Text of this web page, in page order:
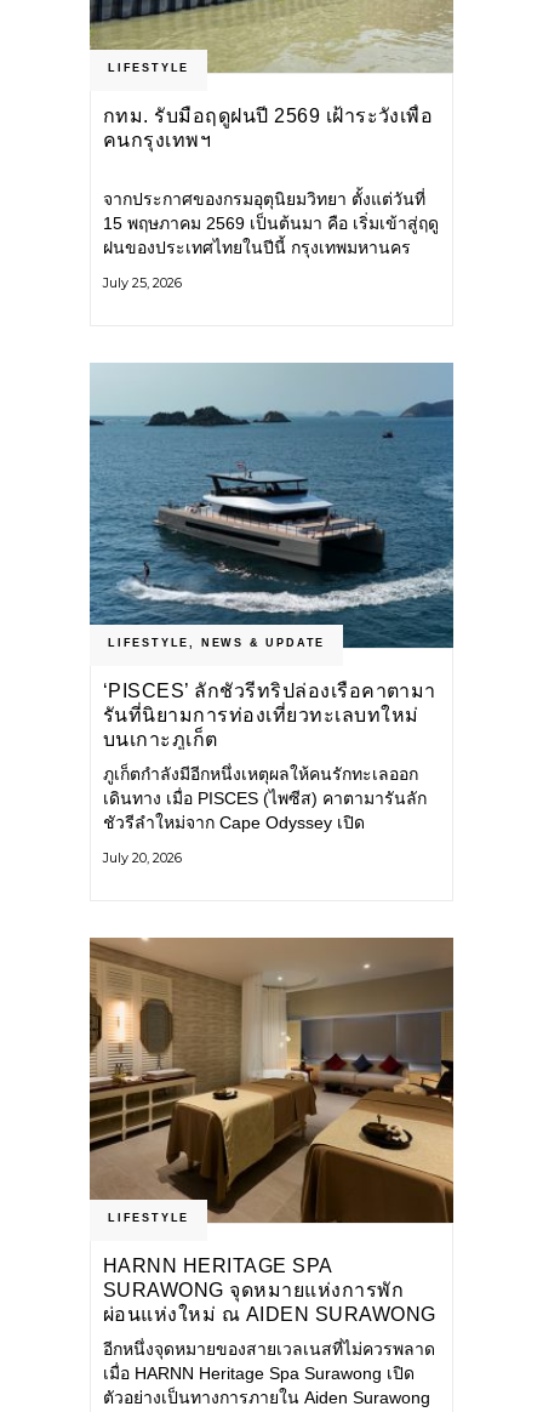
LIFESTYLE
กทม. รับมือฤดูฝนปี 2569 เฝ้าระวังเพื่อ
คนกรุงเทพฯ
จากประกาศของกรมอุตุนิยมวิทยา ตั้งแต่วันที่
15 พฤษภาคม 2569 เป็นต้นมา คือ เริ่มเข้าสู่ฤดู
ฝนของประเทศไทยในปีนี้ กรุงเทพมหานคร
พัฒนาโครงสร้างพื้นฐาน
July 25, 2026
LIFESTYLE, NEWS & UPDATE
‘PISCES’ ลักชัวรีทริปล่องเรือคาตามา
รันที่นิยามการท่องเที่ยวทะเลบทใหม่
บนเกาะภูเก็ต
ภูเก็ตกำลังมีอีกหนึ่งเหตุผลให้คนรักทะเลออก
เดินทาง เมื่อ PISCES (ไพซีส) คาตามารันลัก
ชัวรีลำใหม่จาก Cape Odyssey เปิด
พังงาในมุมที่ต่างออกไป ผสานความสะดวก
ส่วนหนึ่งของการเดินทาง ทั้งงานบริการ สิ่ง
อำนวยความสะดวก
July 20, 2026
LIFESTYLE
HARNN HERITAGE SPA
SURAWONG จุดหมายแห่งการพัก
ผ่อนแห่งใหม่ ณ AIDEN SURAWONG
BANGKOK
อีกหนึ่งจุดหมายของสายเวลเนสที่ไม่ควรพลาด
เมื่อ HARNN Heritage Spa Surawong เปิด
ตัวอย่างเป็นทางการภายใน Aiden Surawong